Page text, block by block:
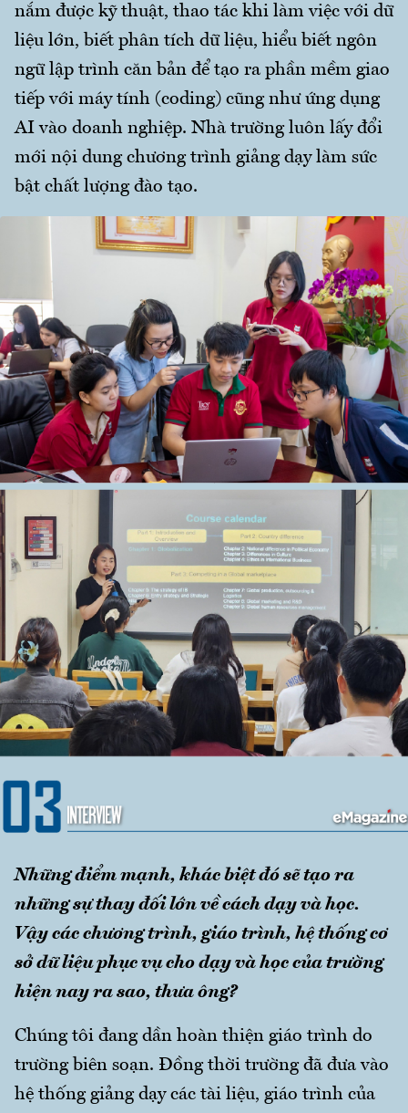
nắm được kỹ thuật, thao tác khi làm việc với dữ
liệu lớn, biết phân tích dữ liệu, hiểu biết ngôn
ngữ lập trình căn bản để tạo ra phần mềm giao
tiếp với máy tính (coding) cũng như ứng dụng
AI vào doanh nghiệp. Nhà trường luôn lấy đổi
mới nội dung chương trình giảng dạy làm sức
bật chất lượng đào tạo.
Những điểm mạnh, khác biệt đó sẽ tạo ra
những sự thay đối lớn về cách dạy và học.
Vậy các chương trình, giáo trình, hệ thống cơ
sở dữ liệu phục vụ cho dạy và học của trường
hiện nay ra sao, thưa ông?
Chúng tôi đang dần hoàn thiện giáo trình do
trường biên soạn. Đồng thời trường đã đưa vào
hệ thống giảng dạy các tài liệu, giáo trình của